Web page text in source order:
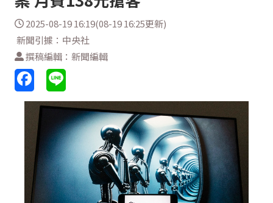
2025-08-19 16:19(08-19 16:25更新)
新聞引據：中央社
撰稿編輯：新聞編輯